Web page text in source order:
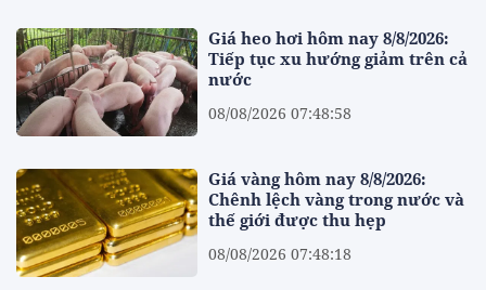
Giá heo hơi hôm nay 8/8/2026:
Tiếp tục xu hướng giảm trên cả
nước
08/08/2026 07:48:58
Giá vàng hôm nay 8/8/2026:
Chênh lệch vàng trong nước và
thế giới được thu hẹp
08/08/2026 07:48:18